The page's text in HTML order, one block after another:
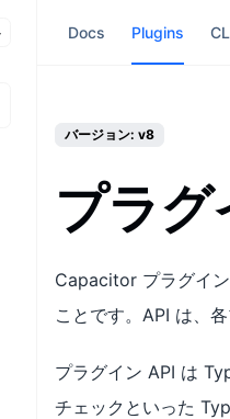
Docs Plugins
バージョン: v8
プラグ
Capacitor プラグイ
ことです。API は、
プラグイン API は
チェックといった